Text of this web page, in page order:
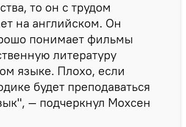
то он с трудом
на английском. Он
понимает фильмы
литературу
языке. Плохо, если
будет преподаваться
— подчеркнул Мохсен